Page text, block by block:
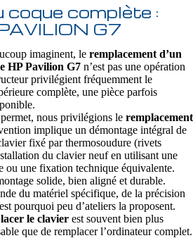
coque complète :
G7
imaginent, le remplacement d’un
HP Pavilion G7 n’est pas une opération
privilégient fréquemment le
complète, une pièce parfois
nous privilégions le remplacement
implique un démontage intégral de
fixé par thermosoudure (rivets
du clavier neuf en utilisant une
ou une fixation technique équivalente.
solide, bien aligné et durable.
du matériel spécifique, de la précision
pourquoi peu d’ateliers la proposent.
le clavier est souvent bien plus
que de remplacer l’ordinateur complet.